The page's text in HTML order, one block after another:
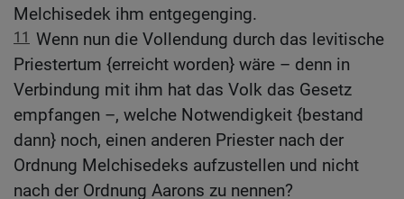
Melchisedek ihm entgegenging.
11 Wenn nun die Vollendung durch das levitische
Priestertum {erreicht worden} wäre – denn in
Verbindung mit ihm hat das Volk das Gesetz
empfangen –, welche Notwendigkeit {bestand
dann} noch, einen anderen Priester nach der
Ordnung Melchisedeks aufzustellen und nicht
nach der Ordnung Aarons zu nennen?